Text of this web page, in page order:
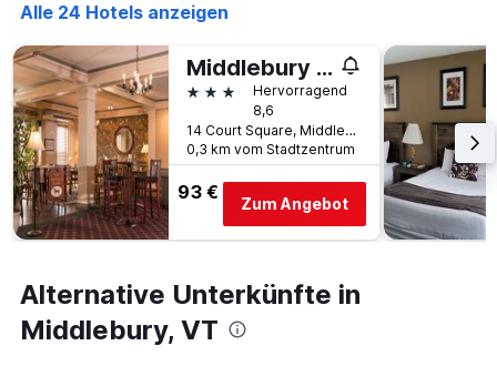
vor
dem
Aufenthalt
anzeigt
Das
Diagramm
hat
1
Y-
Achse,
die
Zimmerpreis
anzeigt
Alle 24 Hotels anzeigen
Middlebury Inn
3 SterneHervorragend
8,6
14 Court Square, Middlebury, VT, USA
0,3 km vom Stadtzentrum
93 €
Zum Angebot
Alternative Unterkünfte in
Middlebury, VT